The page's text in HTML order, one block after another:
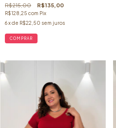
R$215,00 R$135,00
R$128,25 com Pix
6x de R$22,50 sem juros
COMPRAR